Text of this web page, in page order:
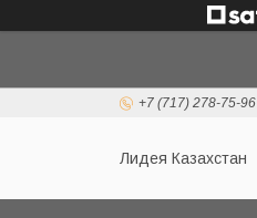
+7 (717) 278-75-96
Лидея Казахстан